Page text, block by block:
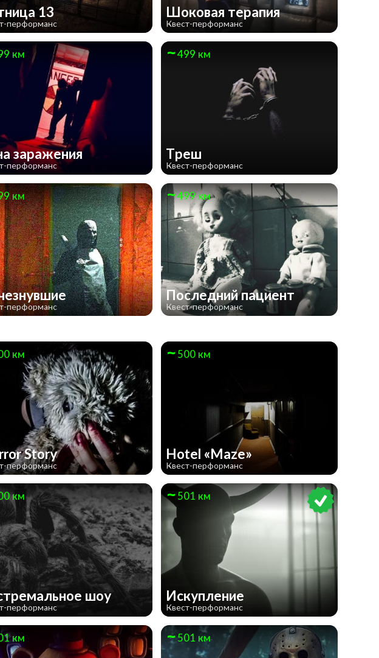
13
перформанс
Шоковая терапия
Квест-перформанс
км
заражения
перформанс
499 км
Треш
Квест-перформанс
км
перформанс
499 км
Последний пациент
Квест-перформанс
км
Story
перформанс
500 км
Hotel «Maze»
Квест-перформанс
км
шоу
перформанс
501 км
Искупление
Квест-перформанс
км 501 км